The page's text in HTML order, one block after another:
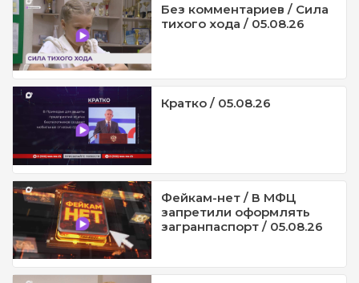
Без комментариев / Сила
тихого хода / 05.08.26
Кратко / 05.08.26
Фейкам-нет / В МФЦ
запретили оформлять
загранпаспорт / 05.08.26